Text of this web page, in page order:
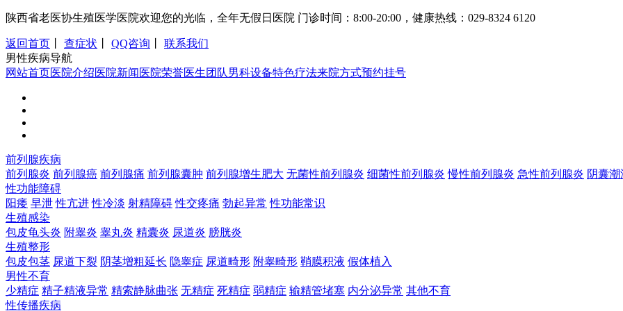
陕西省老医协生殖医学医院欢迎您的光临，全年无假日医院 门诊时间：8:00-20:00，健康热线：029-8324 6120
返回首页 查症状 QQ咨询
联系我们
男性疾病导航
网站首页医院介绍医院新闻 医院荣誉医生团队男科设备特色疗法来院方式预约挂号
前列腺疾病
前列腺炎 前列腺癌 前列腺痛 前列腺囊肿 前列腺增生肥大 无菌性前列腺炎 细菌性前列腺炎 慢性前列腺炎 急性前列腺炎 阴囊潮
性功能障碍
阳痿 早泄 性亢进 性冷淡 射精障碍 性交疼痛 勃起异常 性功能常识
生殖感染
包皮龟头炎 附睾炎 睾丸炎 精囊炎 尿道炎 膀胱炎
生殖整形
包皮包茎 尿道下裂 阴茎增粗延长 隐睾症 尿道畸形 附睾畸形 鞘膜积液 假体植入
男性不育
少精症 精子精液异常 精索静脉曲张 无精症 死精症 弱精症 输精管堵塞 内分泌异常 其他不育
性传播疾病